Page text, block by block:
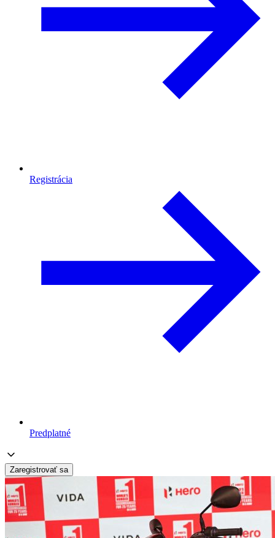
Registrácia
Predplatné
Zaregistrovať sa